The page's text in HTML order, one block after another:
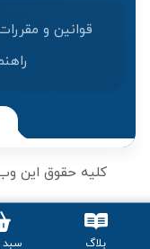
بلاگ سبد
قوانین و
کلیه حقوق این